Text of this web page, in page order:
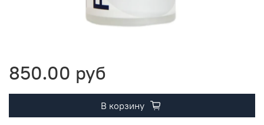
850.00 руб
В корзину